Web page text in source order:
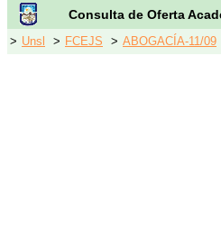
Consulta de Oferta
> Unsl > FCEJS > ABOGACÍA-11/09